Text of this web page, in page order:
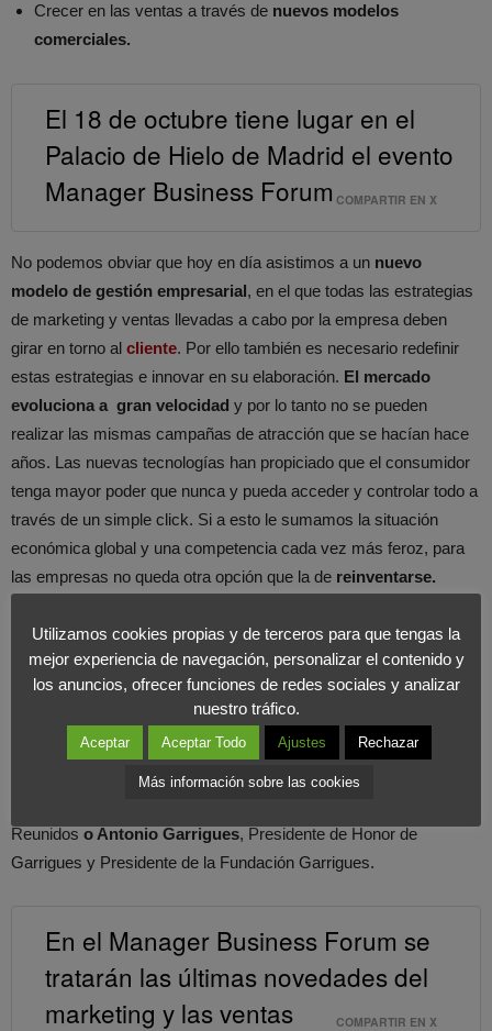
Crecer en las ventas a través de nuevos modelos
comerciales.
El 18 de octubre tiene lugar en el
Palacio de Hielo de Madrid el evento
Manager Business Forum COMPARTIR EN X
No podemos obviar que hoy en día asistimos a un nuevo
modelo de gestión empresarial, en el que todas las estrategias
de marketing y ventas llevadas a cabo por la empresa deben
girar en torno al cliente. Por ello también es necesario redefinir
estas estrategias e innovar en su elaboración. El mercado
evoluciona a gran velocidad y por lo tanto no se pueden
realizar las mismas campañas de atracción que se hacían hace
años. Las nuevas tecnologías han propiciado que el consumidor
tenga mayor poder que nunca y pueda acceder y controlar todo a
través de un simple click. Si a esto le sumamos la situación
económica global y una competencia cada vez más feroz, para
las empresas no queda otra opción que la de reinventarse.
Todos estos temas se tratarán por verdaderos profesionales
del sector, entre los que podemos destacar entre otros muchos
Juan Gasca, CEO and Founder de Thinkers Co,Abraham
, Responsable de Marketing de KFC,
Dorronsoro, Decano de la Deusto Business School,Rafael
, CEO & Fundador deRMG&Asociados, Eduardo Cano
Reunidos o Antonio Garrigues, Presidente de Honor de
Garrigues y Presidente de la Fundación Garrigues.
En el Manager Business Forum se
tratarán las últimas novedades del
marketing y las ventas
COMPARTIR EN X
Utilizamos cookies propias y de terceros para que tengas la
mejor experiencia de navegación, personalizar el contenido y
los anuncios, ofrecer funciones de redes sociales y analizar
nuestro tráfico.
Aceptar Aceptar Todo Ajustes Rechazar
Más información sobre las cookies